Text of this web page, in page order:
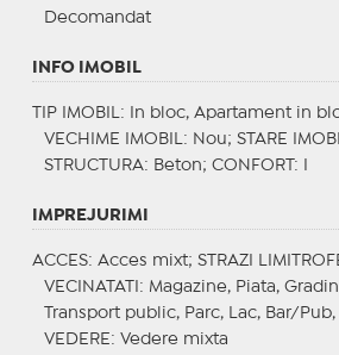
Decomandat
INFO IMOBIL
TIP IMOBIL : In bloc, Apartament in
VECHIME IMOBIL : Nou; STARE
STRUCTURA: Beton; CONFORT : I
IMPREJURIMI
ACCES: Acces mixt; STRAZI
VECINATATI : Magazine, Piata,
Transport public, Parc, Lac, Bar/
VEDERE : Vedere mixta